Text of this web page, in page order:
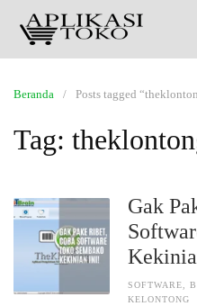
Beranda Posts tagged
Tag:
Gak
SOFTWARE ,
KELONTONG